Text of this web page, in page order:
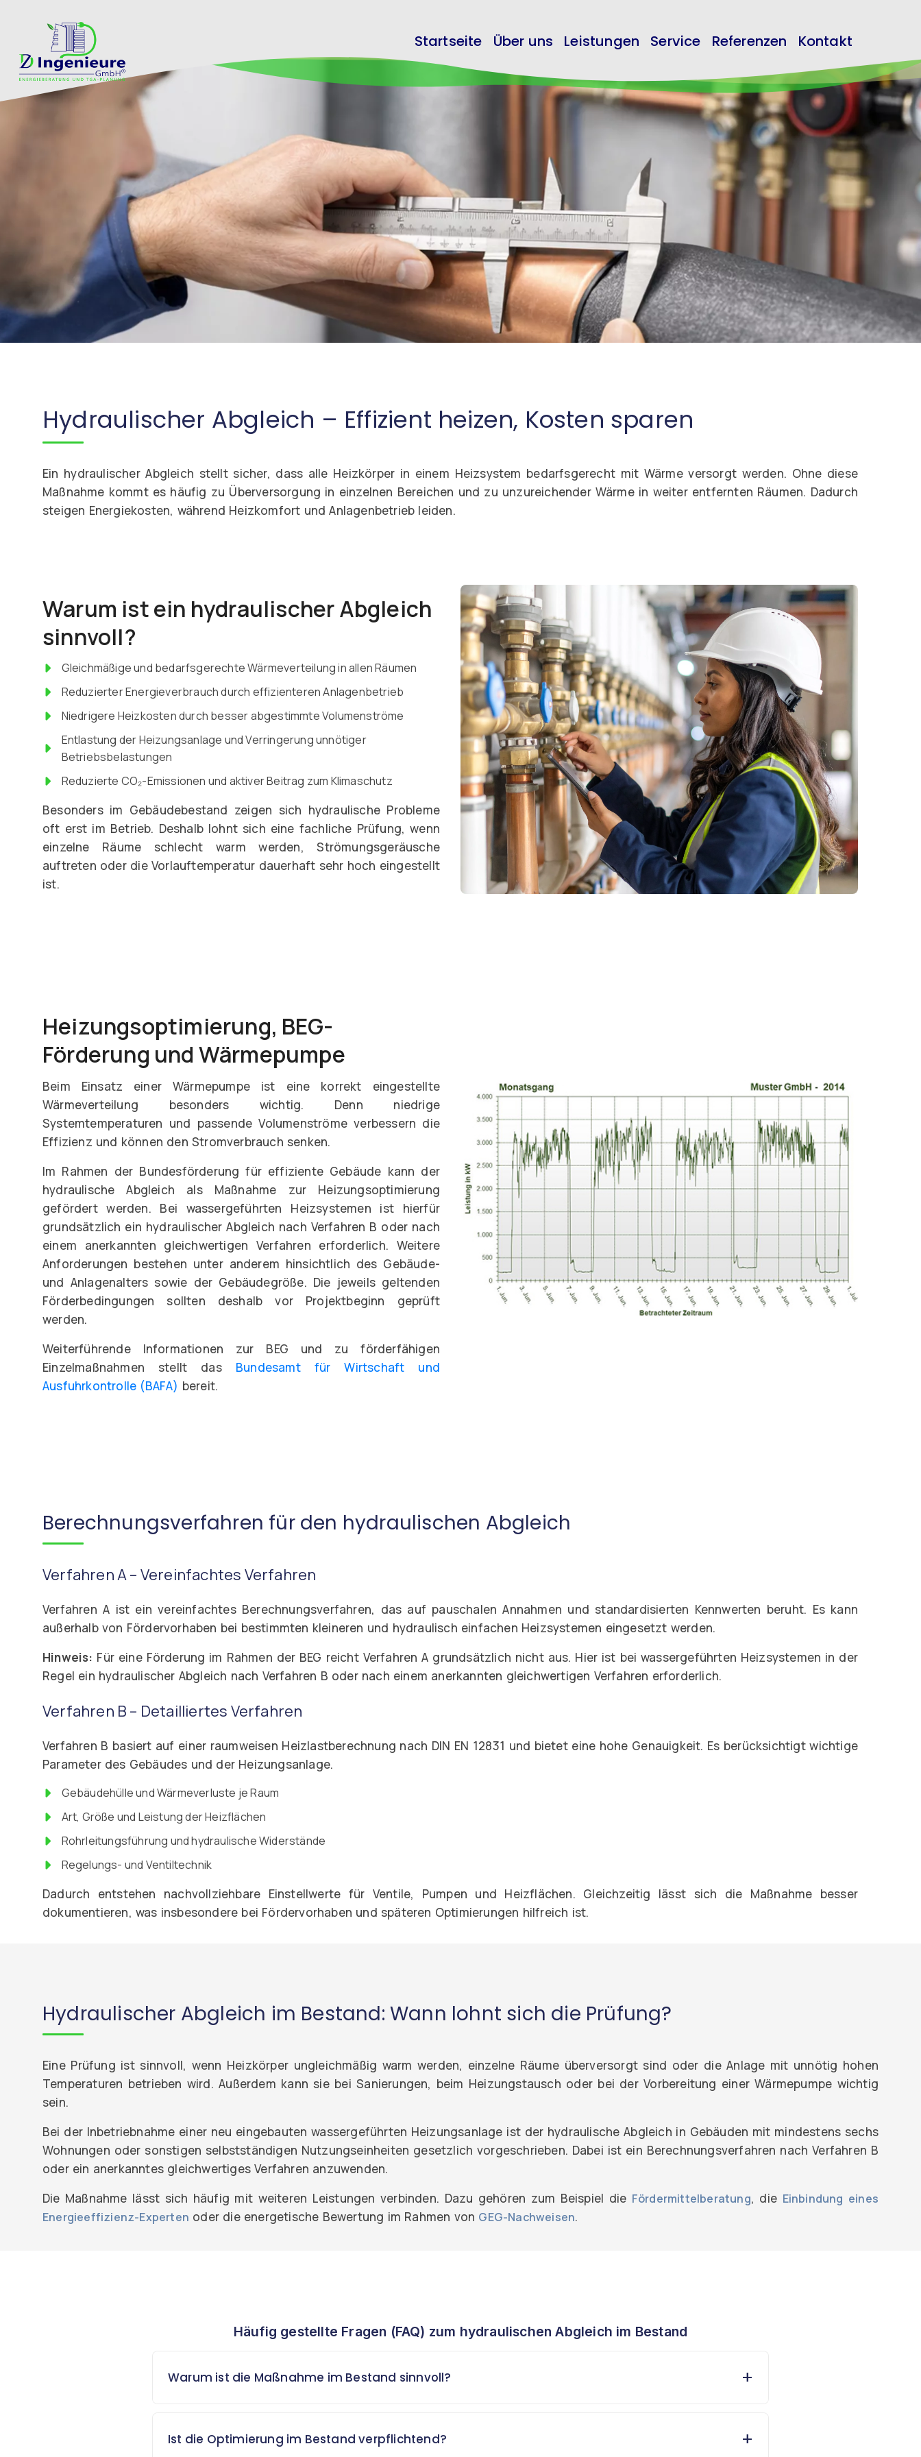
Startseite Über uns Leistungen Service Referenzen Kontakt
Hydraulischer Abgleich – Effizient heizen, Kosten sparen
Ein hydraulischer Abgleich stellt sicher, dass alle Heizkörper in einem Heizsystem bedarfsgerecht mit Wärme versorgt werden. Ohne diese
Maßnahme kommt es häufig zu Überversorgung in einzelnen Bereichen und zu unzureichender Wärme in weiter entfernten Räumen. Dadurch
steigen Energiekosten, während Heizkomfort und Anlagenbetrieb leiden.
Warum ist ein hydraulischer Abgleich
sinnvoll?
Gleichmäßige und bedarfsgerechte Wärmeverteilung in allen Räumen
Reduzierter Energieverbrauch durch effizienteren Anlagenbetrieb
Niedrigere Heizkosten durch besser abgestimmte Volumenströme
Entlastung der Heizungsanlage und Verringerung unnötiger
Betriebsbelastungen
Reduzierte CO₂-Emissionen und aktiver Beitrag zum Klimaschutz
Besonders im Gebäudebestand zeigen sich hydraulische Probleme
oft erst im Betrieb. Deshalb lohnt sich eine fachliche Prüfung, wenn
einzelne Räume schlecht warm werden, Strömungsgeräusche
auftreten oder die Vorlauftemperatur dauerhaft sehr hoch eingestellt
ist.
Heizungsoptimierung, BEG-
Förderung und Wärmepumpe
Beim Einsatz einer Wärmepumpe ist eine korrekt eingestellte
Wärmeverteilung besonders wichtig. Denn niedrige
Systemtemperaturen und passende Volumenströme verbessern die
Effizienz und können den Stromverbrauch senken.
Im Rahmen der Bundesförderung für effiziente Gebäude kann der
hydraulische Abgleich als Maßnahme zur Heizungsoptimierung
gefördert werden. Bei wassergeführten Heizsystemen ist hierfür
grundsätzlich ein hydraulischer Abgleich nach Verfahren B oder nach
einem anerkannten gleichwertigen Verfahren erforderlich. Weitere
Anforderungen bestehen unter anderem hinsichtlich des Gebäude-
und Anlagenalters sowie der Gebäudegröße. Die jeweils geltenden
Förderbedingungen sollten deshalb vor Projektbeginn geprüft
werden.
Weiterführende Informationen zur BEG und zu förderfähigen
Einzelmaßnahmen stellt das Bundesamt für Wirtschaft und
Ausfuhrkontrolle (BAFA) bereit.
Berechnungsverfahren für den hydraulischen Abgleich
Verfahren A – Vereinfachtes Verfahren
Verfahren A ist ein vereinfachtes Berechnungsverfahren, das auf pauschalen Annahmen und standardisierten Kennwerten beruht. Es kann
außerhalb von Fördervorhaben bei bestimmten kleineren und hydraulisch einfachen Heizsystemen eingesetzt werden.
Hinweis: Für eine Förderung im Rahmen der BEG reicht Verfahren A grundsätzlich nicht aus. Hier ist bei wassergeführten Heizsystemen in der
Regel ein hydraulischer Abgleich nach Verfahren B oder nach einem anerkannten gleichwertigen Verfahren erforderlich.
Verfahren B – Detailliertes Verfahren
Verfahren B basiert auf einer raumweisen Heizlastberechnung nach DIN EN 12831 und bietet eine hohe Genauigkeit. Es berücksichtigt wichtige
Parameter des Gebäudes und der Heizungsanlage.
Gebäudehülle und Wärmeverluste je Raum
Art, Größe und Leistung der Heizflächen
Rohrleitungsführung und hydraulische Widerstände
Regelungs- und Ventiltechnik
Dadurch entstehen nachvollziehbare Einstellwerte für Ventile, Pumpen und Heizflächen. Gleichzeitig lässt sich die Maßnahme besser
dokumentieren, was insbesondere bei Fördervorhaben und späteren Optimierungen hilfreich ist.
Hydraulischer Abgleich im Bestand: Wann lohnt sich die Prüfung?
Eine Prüfung ist sinnvoll, wenn Heizkörper ungleichmäßig warm werden, einzelne Räume überversorgt sind oder die Anlage mit unnötig hohen
Temperaturen betrieben wird. Außerdem kann sie bei Sanierungen, beim Heizungstausch oder bei der Vorbereitung einer Wärmepumpe wichtig
sein.
Bei der Inbetriebnahme einer neu eingebauten wassergeführten Heizungsanlage ist der hydraulische Abgleich in Gebäuden mit mindestens sechs
Wohnungen oder sonstigen selbstständigen Nutzungseinheiten gesetzlich vorgeschrieben. Dabei ist ein Berechnungsverfahren nach Verfahren B
oder ein anerkanntes gleichwertiges Verfahren anzuwenden.
Die Maßnahme lässt sich häufig mit weiteren Leistungen verbinden. Dazu gehören zum Beispiel die Fördermittelberatung, die Einbindung eines
Energieeffizienz-Experten oder die energetische Bewertung im Rahmen von GEG-Nachweisen.
Häufig gestellte Fragen (FAQ) zum hydraulischen Abgleich im Bestand
Warum ist die Maßnahme im Bestand sinnvoll?
Ist die Optimierung im Bestand verpflichtend?